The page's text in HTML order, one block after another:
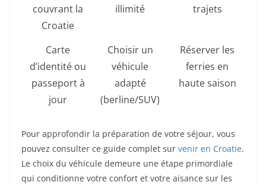
couvrant la
Croatie
illimité
trajets
Carte
d’identité ou
passeport à
jour
Choisir un
véhicule
adapté
(berline/SUV)
Réserver les
ferries en
haute saison
Pour approfondir la préparation de votre séjour, vous
pouvez consulter ce guide complet sur venir en Croatie.
Le choix du véhicule demeure une étape primordiale
qui conditionne votre confort et votre aisance sur les